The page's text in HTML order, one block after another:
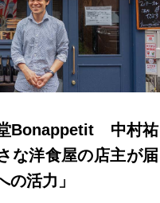
Bonappetit 中村祐
な洋食屋の店主が届
の活力」